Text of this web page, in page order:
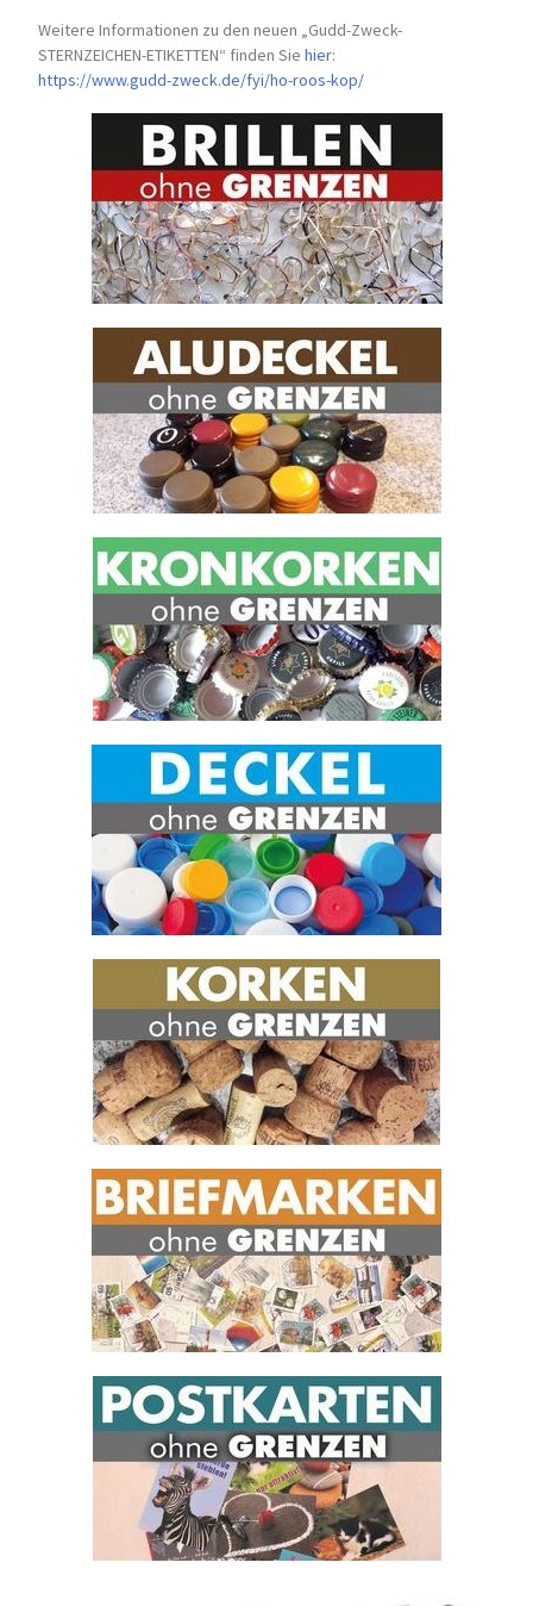
Weitere Informationen zu den neuen „Gudd-Zweck-
STERNZEICHEN-ETIKETTEN“ finden Siehier:
https://www.gudd-zweck.de/fyi/ho-roos-kop/